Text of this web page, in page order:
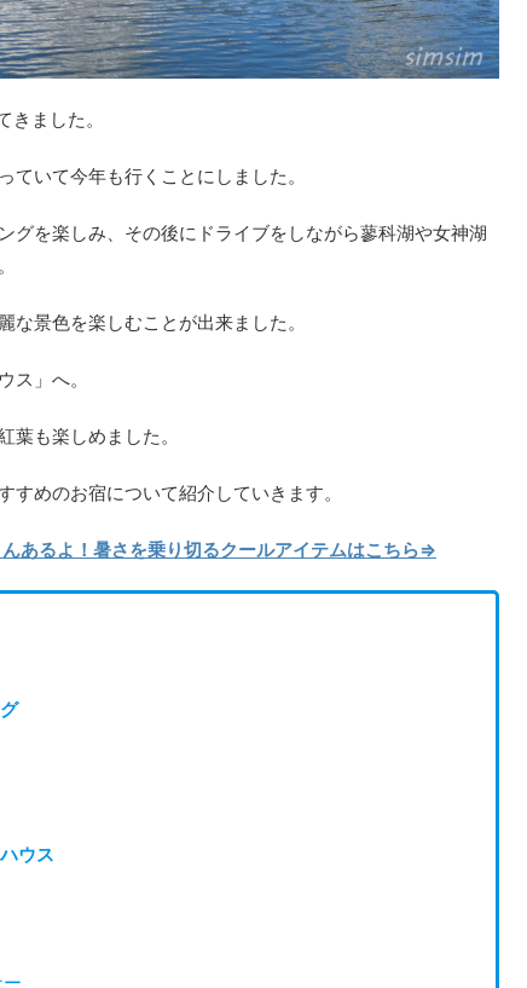
ました。
いて今年も行くことにしました。
グを楽しみ、その後にドライブをしながら蓼科湖や女神湖
景色を楽しむことが出来ました。
ス」へ。
葉も楽しめました。
めのお宿について紹介していきます。
あるよ！暑さを乗り切るクールアイテムはこちら⇒
ウス